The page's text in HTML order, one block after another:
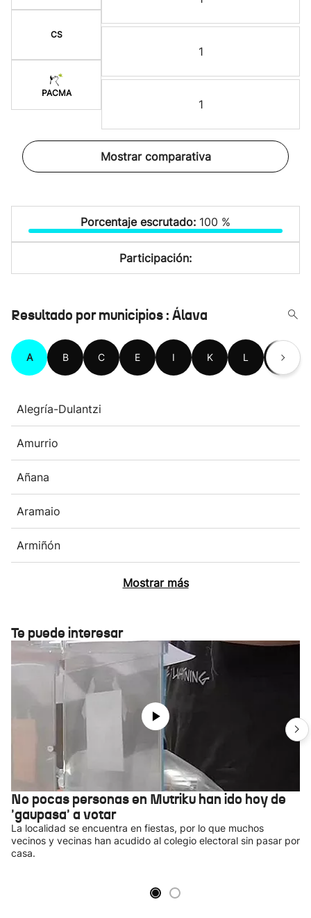
CS
PACMA
1
1
Mostrar comparativa
Porcentaje escrutado: 100 %
Participación:
Resultado por municipios : Álava
A B C E I K L M
Alegría-Dulantzi
Amurrio
Añana
Aramaio
Armiñón
Mostrar más
Te puede interesar
No pocas personas en Mutriku han ido hoy de
'gaupasa' a votar
La localidad se encuentra en fiestas, por lo que muchos
vecinos y vecinas han acudido al colegio electoral sin pasar por
casa.